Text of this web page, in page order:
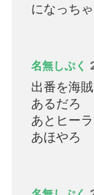
になっち
名無しぷく
出番を海
あるだろ
あとヒー
あほやろ